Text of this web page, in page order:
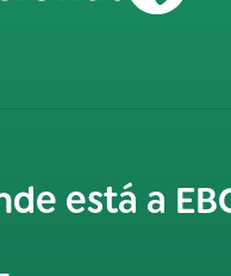
está a